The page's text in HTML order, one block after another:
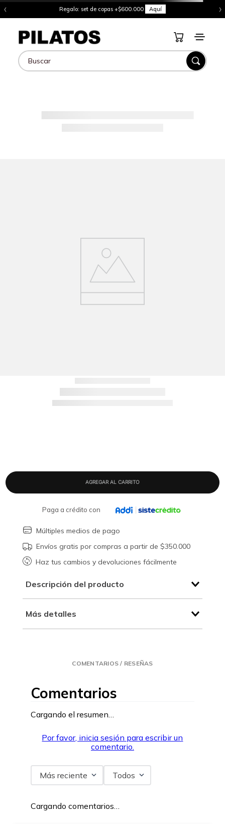
‹ Regalo: set de copas +$600.000 Aquí ›
Buscar
Paga a crédito con
Múltiples medios de pago
Envíos gratis por compras a partir de $350.000
Haz tus cambios y devoluciones fácilmente
Descripción del producto
Más detalles
COMENTARIOS / RESEÑAS
Comentarios
Cargando el resumen…
Por favor, inicia sesión para escribir un
comentario.
Más reciente Todos
Cargando comentarios…